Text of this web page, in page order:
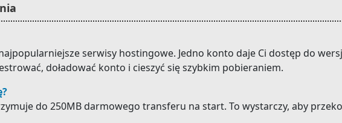
serwisy hostingowe. Jedno konto daje Ci dostęp do
doładować konto i cieszyć się szybkim pobieraniem.
do 250MB darmowego transferu na start. To wystarczy, aby